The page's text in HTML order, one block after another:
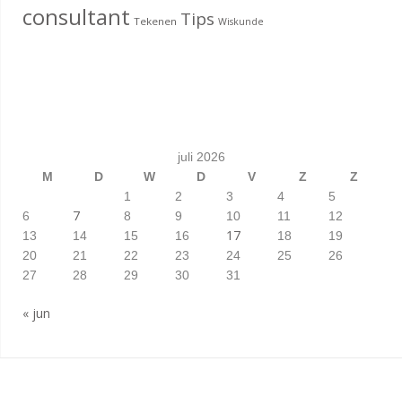
consultant Tekenen Tips Wiskunde
juli 2026
M
D W D V Z
Z
1
2 3 4
5
6
7 8 9 10 11
12
13
14 15 16 17 18
19
20
21 22 23 24 25
26
27
28 29 30 31
« jun